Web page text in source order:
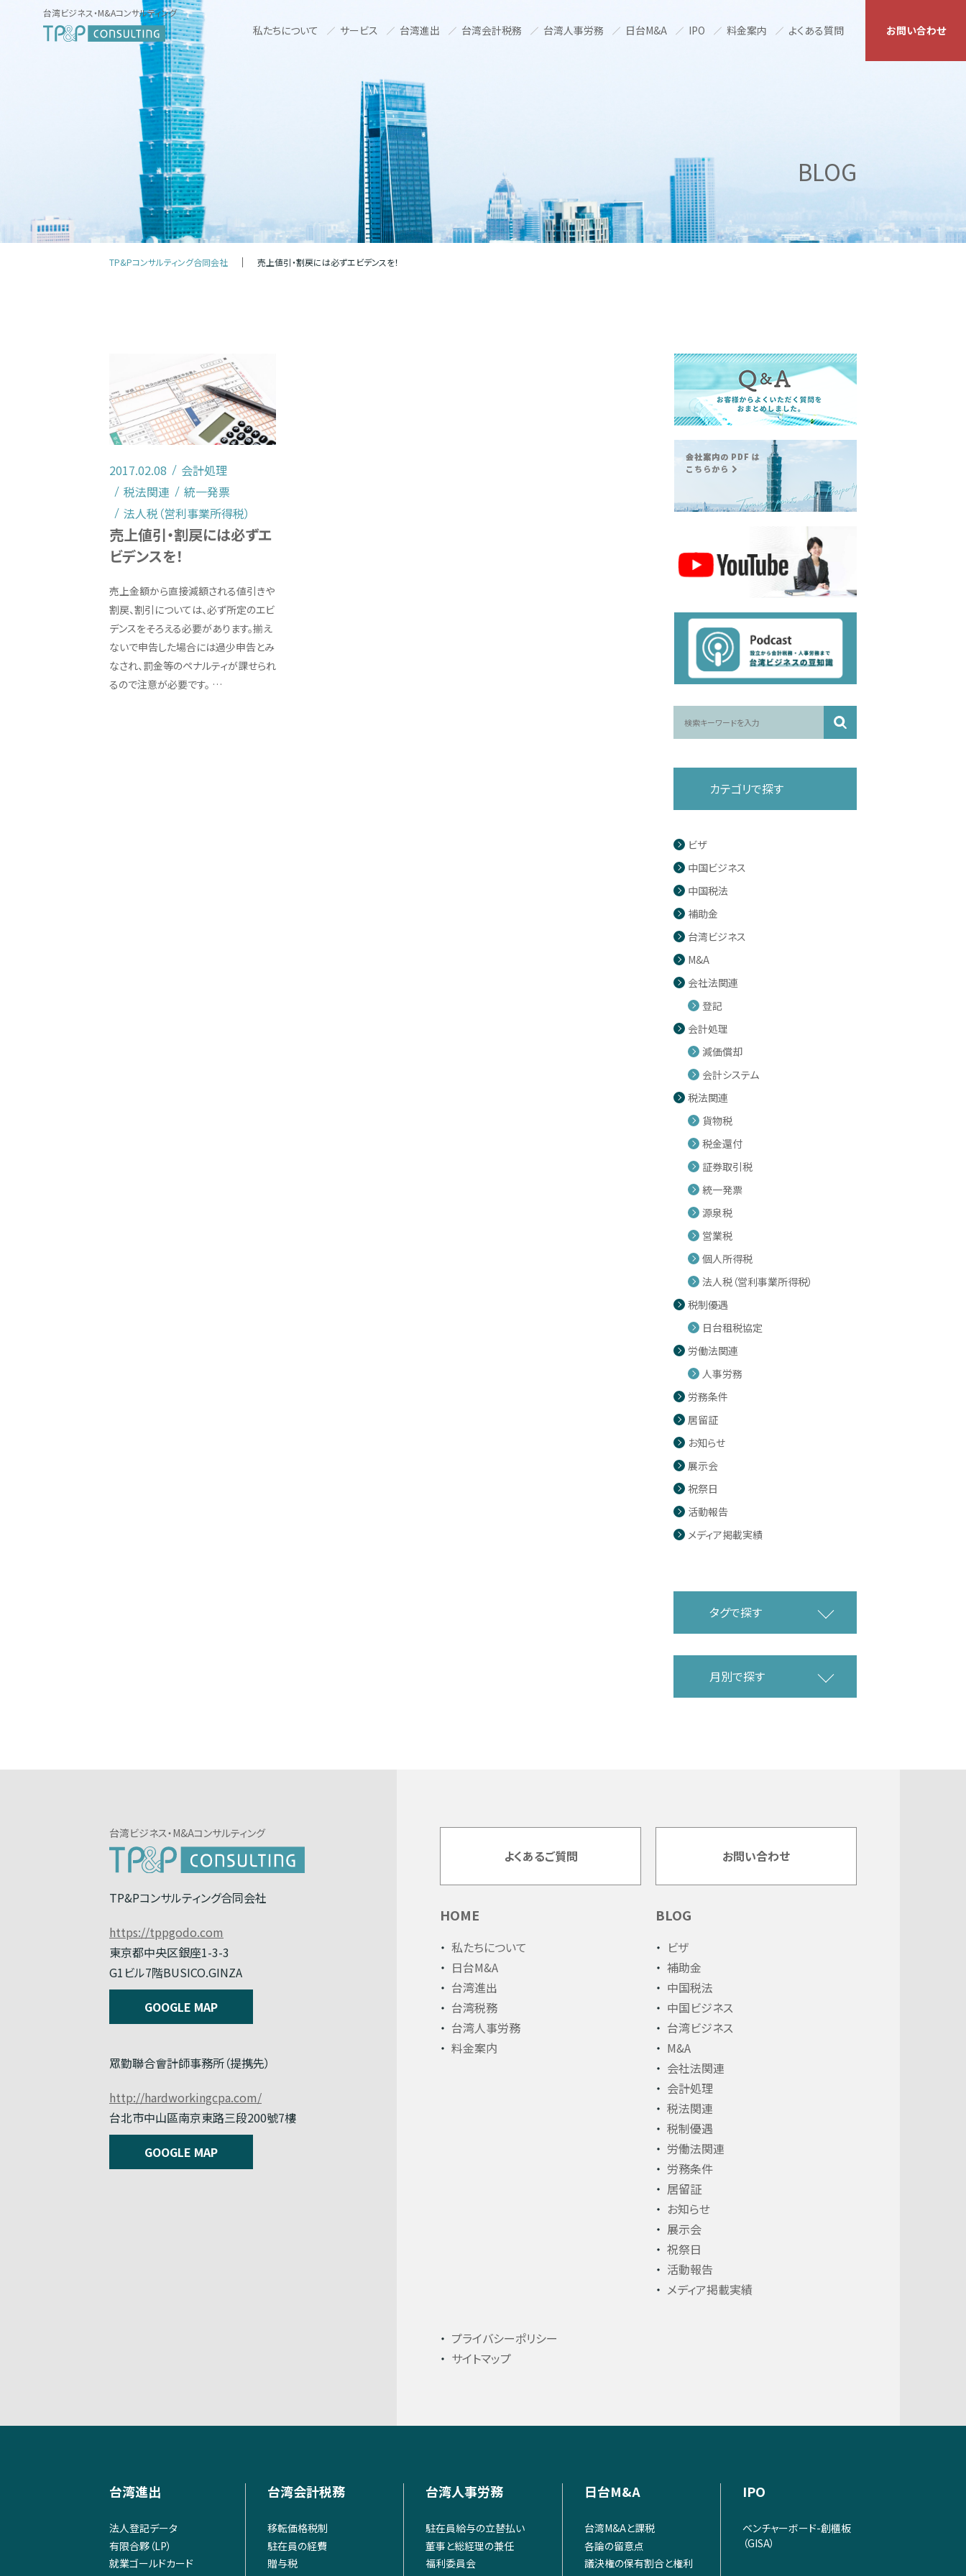
台湾ビジネス・M&Aコンサルティング
私たちについて サービス 台湾進出 台湾会計税務 台湾人事労務 日台M&A IPO 料金案内 よくある質問 お問い合わせ
BLOG
TP&Pコンサルティング合同会社 売上値引・割戻には必ずエビデンスを！
2017.02.08
会計処理
税法関連
統一発票
法人税（営利事業所得税）
売上値引・割戻には必ずエ
ビデンスを！
売上金額から直接減額される値引きや
割戻、割引については、必ず所定のエビ
デンスをそろえる必要があります。揃え
ないで申告した場合には過少申告とみ
なされ、罰金等のペナルティが課せられ
るので注意が必要です。 …
カテゴリで探す
ビザ
中国ビジネス
中国税法
補助金
台湾ビジネス
M&A
会社法関連
登記
会計処理
減価償却
会計システム
税法関連
貨物税
税金還付
証券取引税
統一発票
源泉税
営業税
個人所得税
法人税（営利事業所得税）
税制優遇
日台租税協定
労働法関連
人事労務
労務条件
居留証
お知らせ
展示会
祝祭日
活動報告
メディア掲載実績
タグで探す
月別で探す
台湾ビジネス・M&Aコンサルティング
TP&Pコンサルティング合同会社
https://tppgodo.com
東京都中央区銀座1-3-3
G1ビル7階BUSICO.GINZA
GOOGLE MAP
眾勤聯合會計師事務所（提携先）
http://hardworkingcpa.com/
台北市中山區南京東路三段200號7樓
GOOGLE MAP
よくあるご質問 お問い合わせ
HOME
私たちについて
日台M&A
台湾進出
台湾税務
台湾人事労務
料金案内
BLOG
ビザ
補助金
中国税法
中国ビジネス
台湾ビジネス
M&A
会社法関連
会計処理
税法関連
税制優遇
労働法関連
労務条件
居留証
お知らせ
展示会
祝祭日
活動報告
メディア掲載実績
プライバシーポリシー
サイトマップ
台湾進出
法人登記データ
有限合夥（LP）
就業ゴールドカード
台湾会計税務
移転価格税制
駐在員の経費
贈与税
台湾人事労務
駐在員給与の立替払い
董事と総経理の兼任
福利委員会
日台M&A
台湾M&Aと課税
各論の留意点
議決権の保有割合と権利
IPO
ベンチャーボード-創櫃板
（GISA）